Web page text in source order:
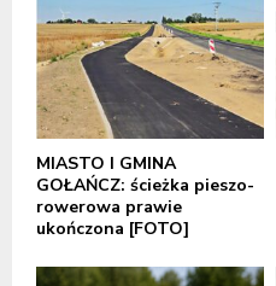
MIASTO I GMINA
GOŁAŃCZ: ścieżka pieszo-
rowerowa prawie
ukończona [FOTO]